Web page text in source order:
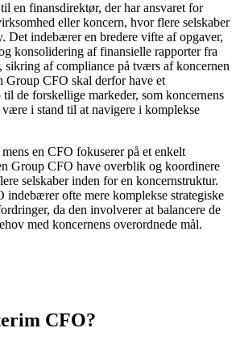
en finansdirektør, der har ansvaret for
eller koncern, hvor flere selskaber
Det indebærer en bredere vifte af opgaver,
konsolidering af finansielle rapporter fra
sikring af compliance på tværs af koncernen
Group CFO skal derfor have et
til de forskellige markeder, som koncernens
være i stand til at navigere i komplekse
en CFO fokuserer på et enkelt
Group CFO have overblik og koordinere
selskaber inden for en koncernstruktur.
indebærer ofte mere komplekse strategiske
da den involverer at balancere de
med koncernens overordnede mål.
CFO?